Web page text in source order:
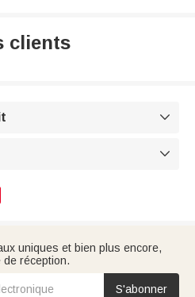
clients


uniques et bien plus encore,
réception.
S'abonner